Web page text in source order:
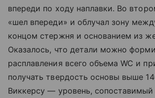
впереди по ходу наплавки. Во
«шел впереди» и облучал зону
концом стержня и основанием из
Оказалось, что детали можно
расплавления всего объема WC и
получать твердость основы выше
Виккерсу — уровень, сопоставимый